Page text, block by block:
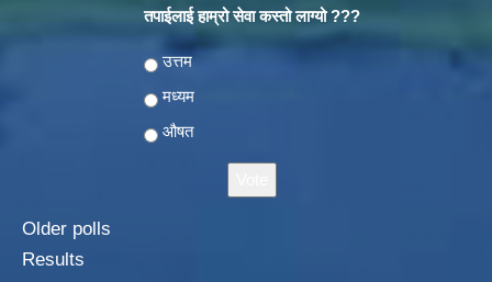
तपाईलाई हाम्रो सेवा कस्तो लाग्यो ???
Choices
उत्तम
मध्यम
औषत
Older polls
Results